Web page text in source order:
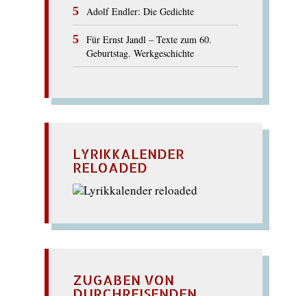
Adolf Endler: Die Gedichte
Für Ernst Jandl – Texte zum 60.
Geburtstag. Werkgeschichte
LYRIKKALENDER
RELOADED
ZUGABEN VON